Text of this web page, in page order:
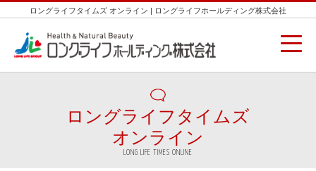
ロングライフタイムズ オンライン | ロングライフホールディング株式会社
ロングライフタイムズ
オンライン
LONG LIFE TIMES ONLINE